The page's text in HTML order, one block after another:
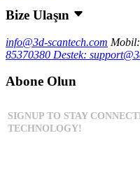
Bize Ulaşın
info@3d-scantech.com Mobil:
85370380 Destek:
Abone Olun